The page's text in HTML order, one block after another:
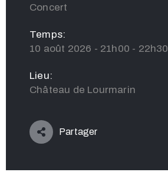
Concert
Temps:
10 août 2026 - 21h00 - 22h30
Lieu:
Château de Lourmarin
Partager